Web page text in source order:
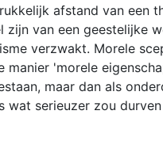
afstand van een
zijn van een geestelijke
verzwakt. Morele
manier 'morele
maar dan als
wat serieuzer zou